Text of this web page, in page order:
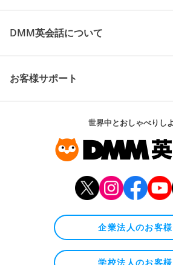
DMM英会話について
お客様サポート
世界中とおしゃべりし
企業法人のお客様
学校法人のお客様